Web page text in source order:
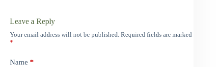
Leave a Reply
Your email address will not be published. Required fields are marked
*
Name *